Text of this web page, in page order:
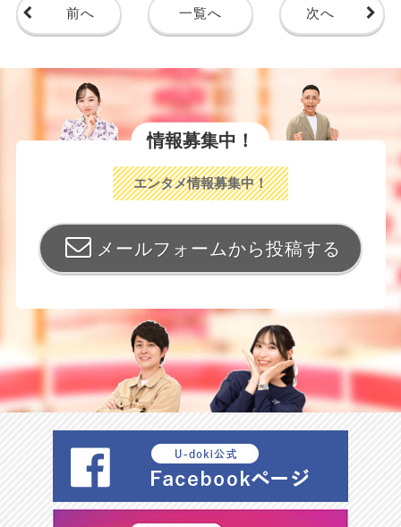
前へ 一覧へ 次へ
情報募集中！
エンタメ情報募集中！
メールフォームから投稿する